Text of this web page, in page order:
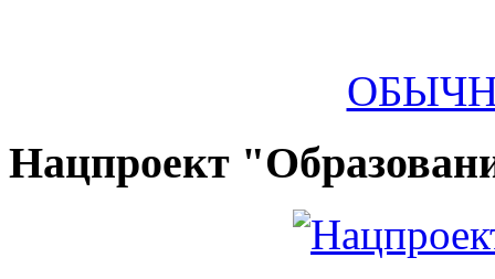
Нацпроект